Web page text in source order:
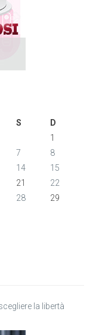
S
D
1
7
8
14
15
21
22
28
29
la libertà